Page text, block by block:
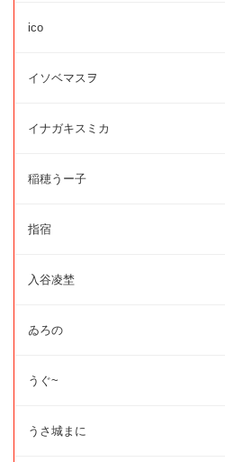
ico
イソベマスヲ
イナガキスミカ
稲穂うー子
指宿
入谷凌埜
ゐろの
うぐ~
うさ城まに